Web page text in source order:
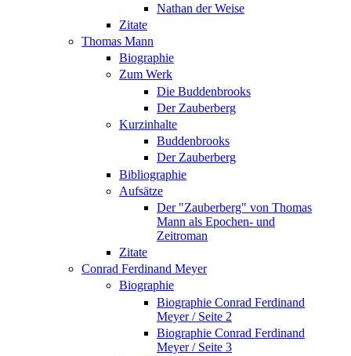
Nathan der Weise
Zitate
Thomas Mann
Biographie
Zum Werk
Die Buddenbrooks
Der Zauberberg
Kurzinhalte
Buddenbrooks
Der Zauberberg
Bibliographie
Aufsätze
Der "Zauberberg" von Thomas
Mann als Epochen- und
Zeitroman
Zitate
Conrad Ferdinand Meyer
Biographie
Biographie Conrad Ferdinand
Meyer / Seite 2
Biographie Conrad Ferdinand
Meyer / Seite 3